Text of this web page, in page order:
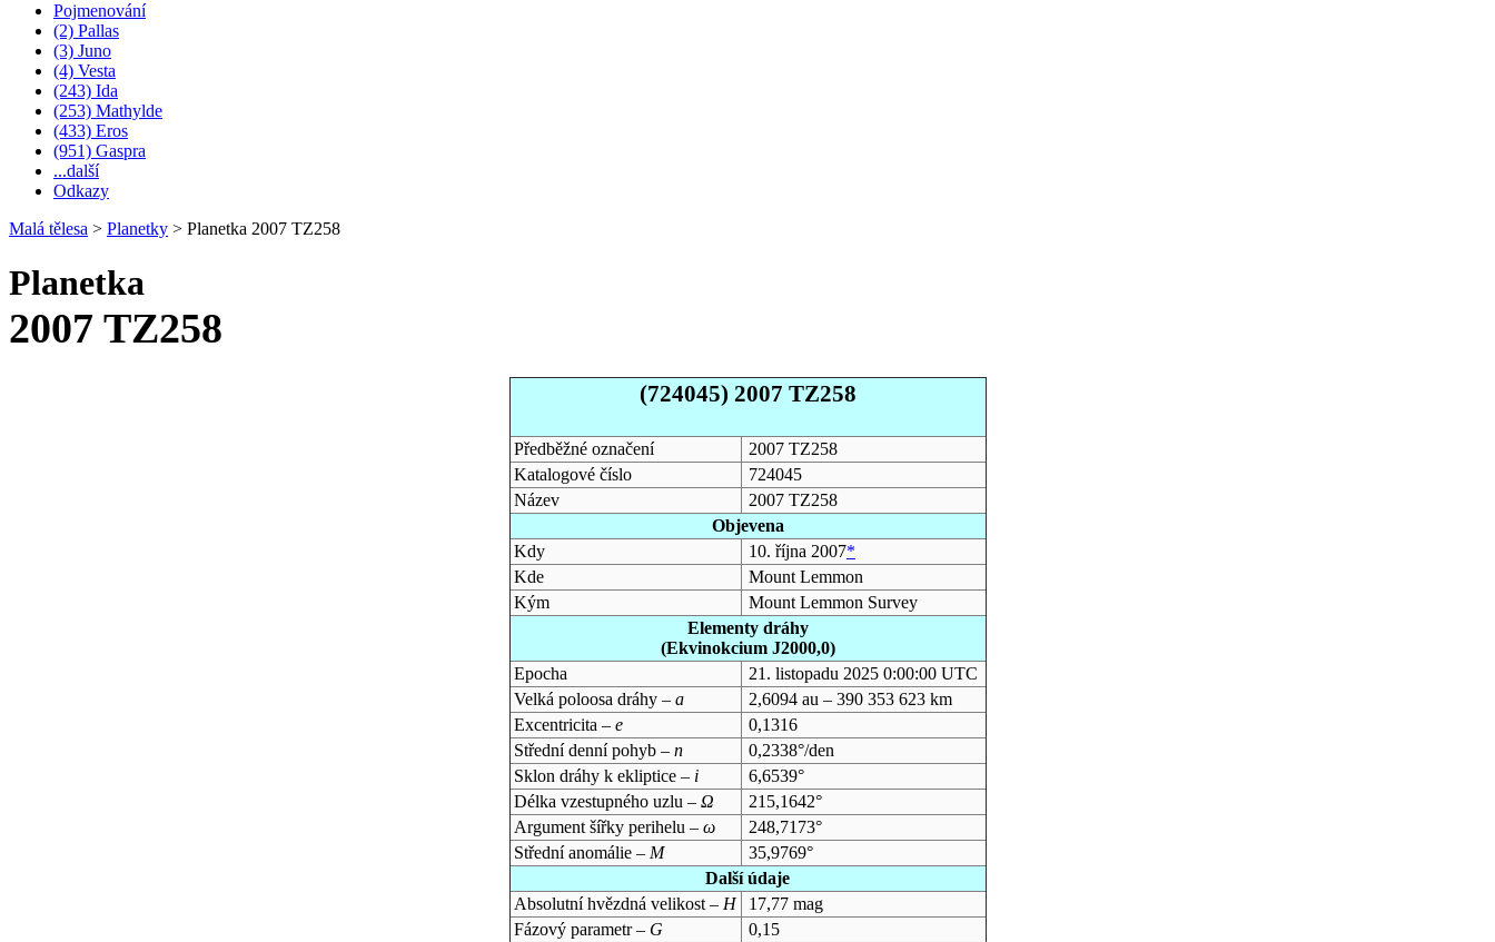
Pojmenování
(2) Pallas
(3) Juno
(4) Vesta
(243) Ida
(253) Mathylde
(433) Eros
(951) Gaspra
...další
Odkazy
Malá tělesa > Planetky > Planetka 2007 TZ258
Planetka
2007 TZ258
(724045) 2007 TZ258
Předběžné označení
2007 TZ258
Katalogové číslo
724045
Název
2007 TZ258
Objevena
Kdy
10. října 2007*
Kde
Mount Lemmon
Kým
Mount Lemmon Survey
Elementy dráhy
(Ekvinokcium J2000,0)
Epocha
21. listopadu 2025 0:00:00 UTC
Velká poloosa dráhy – a
2,6094 au – 390 353 623 km
Excentricita – e
0,1316
Střední denní pohyb – n
0,2338°/den
Sklon dráhy k ekliptice – i
6,6539°
Délka vzestupného uzlu – Ω
215,1642°
Argument šířky perihelu – ω
248,7173°
Střední anomálie – M
35,9769°
Další údaje
Absolutní hvězdná velikost – H
17,77 mag
Fázový parametr – G
0,15